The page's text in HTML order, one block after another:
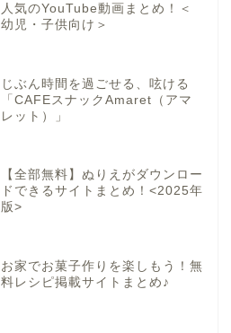
人気のYouTube動画まとめ！＜
幼児・子供向け＞
じぶん時間を過ごせる、呟ける
「CAFEスナックAmaret（アマ
レット）」
【全部無料】ぬりえがダウンロー
ドできるサイトまとめ！<2025年
版>
お家でお菓子作りを楽しもう！無
料レシピ掲載サイトまとめ♪